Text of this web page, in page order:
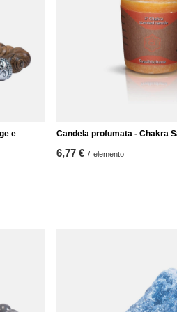
e
Candela profumata - Chakra
6,77 € / elemento